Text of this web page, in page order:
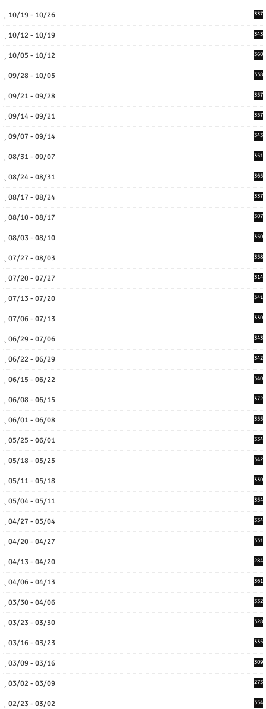
10/19 - 10/26 337
10/12 - 10/19 343
10/05 - 10/12 360
09/28 - 10/05 338
09/21 - 09/28 357
09/14 - 09/21 357
09/07 - 09/14 343
08/31 - 09/07 351
08/24 - 08/31 365
08/17 - 08/24 337
08/10 - 08/17 307
08/03 - 08/10 350
07/27 - 08/03 358
07/20 - 07/27 314
07/13 - 07/20 341
07/06 - 07/13 330
06/29 - 07/06 343
06/22 - 06/29 342
06/15 - 06/22 340
06/08 - 06/15 372
06/01 - 06/08 355
05/25 - 06/01 334
05/18 - 05/25 342
05/11 - 05/18 330
05/04 - 05/11 354
04/27 - 05/04 334
04/20 - 04/27 331
04/13 - 04/20 284
04/06 - 04/13 361
03/30 - 04/06 332
03/23 - 03/30 328
03/16 - 03/23 335
03/09 - 03/16 309
03/02 - 03/09 273
02/23 - 03/02 354